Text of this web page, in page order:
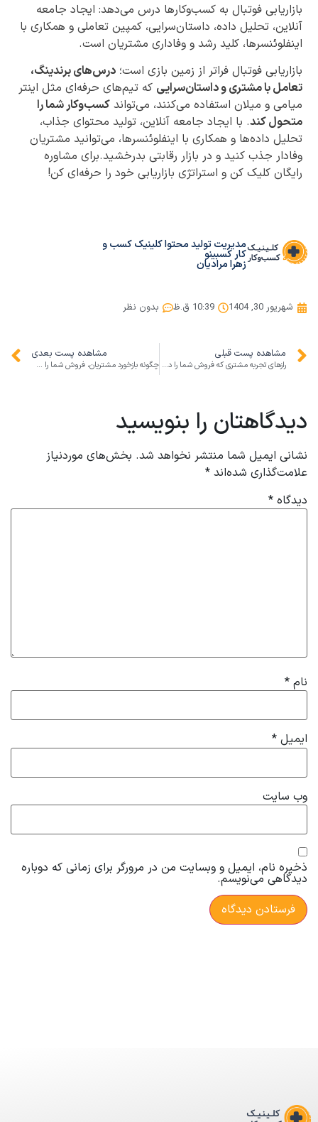
بازاریابی فوتبال به کسب‌وکارها درس می‌دهد: ایجاد جامعه
آنلاین، تحلیل داده، داستان‌سرایی، کمپین تعاملی و همکاری با
اینفلوئنسرها، کلید رشد و وفاداری مشتریان است.
بازاریابی فوتبال فراتر از زمین بازی است؛ درس‌های برندینگ،
تعامل با مشتری و داستان‌سرایی که تیم‌های حرفه‌ای مثل اینتر
میامی و میلان استفاده می‌کنند، می‌تواند کسب‌وکار شما را
متحول کند. با ایجاد جامعه آنلاین، تولید محتوای جذاب،
تحلیل داده‌ها و همکاری با اینفلوئنسرها، می‌توانید مشتریان
وفادار جذب کنید و در بازار رقابتی بدرخشید.برای مشاوره
رایگان کلیک کن و استراتژی بازاریابی خود را حرفه‌ای کن!
مدیریت تولید محتوا کلینیک کسب و
کار کسبینو
زهرا مرادیان
شهریور 30, 1404 10:39 ق.ظ بدون نظر
مشاهده پست قبلی
رازهای تجربه مشتری که فروش شما را دو برابر می‌کند: راهکارهای عملی برای کسب‌وکارهای آنلاین و سنتی
مشاهده پست بعدی
چگونه بازخورد مشتریان، فروش شما را متحول می‌کند
دیدگاهتان را بنویسید
نشانی ایمیل شما منتشر نخواهد شد. بخش‌های موردنیاز
علامت‌گذاری شده‌اند *
دیدگاه *
نام *
ایمیل *
وب‌ سایت
ذخیره نام، ایمیل و وبسایت من در مرورگر برای زمانی که دوباره
دیدگاهی می‌نویسم.